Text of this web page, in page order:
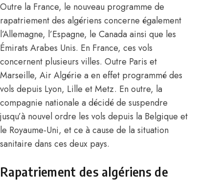
Outre la France, le nouveau programme de
rapatriement des algériens concerne également
l’Allemagne, l’Espagne, le Canada ainsi que les
Émirats Arabes Unis. En France, ces vols
concernent plusieurs villes. Outre Paris et
Marseille, Air Algérie a en effet programmé des
vols depuis Lyon, Lille et Metz. En outre, la
compagnie nationale a décidé de suspendre
jusqu’à nouvel ordre les vols depuis la Belgique et
le Royaume-Uni, et ce à cause de la situation
sanitaire dans ces deux pays.
Rapatriement des algériens de